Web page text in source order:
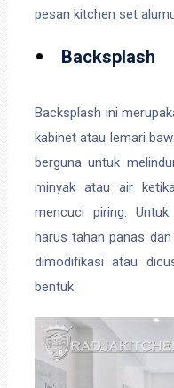
pesan kitchen set
Backsplash
Backsplash ini
kabinet atau lemari
berguna untuk
minyak atau air
mencuci piring.
harus tahan panas
dimodifikasi atau
bentuk.